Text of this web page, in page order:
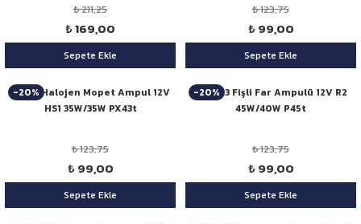
₺ 211,25
₺ 169,00
Sepete Ekle
₺ 123,75
₺ 99,00
Sepete Ekle
-20%
Niken Halojen Mopet Ampul 12V
HS1 35W/35W PX43t
₺ 123,75
₺ 99,00
Sepete Ekle
-20%
Niken 3 Fişli Far Ampulü 12V R2
45W/40W P45t
₺ 123,75
₺ 99,00
Sepete Ekle